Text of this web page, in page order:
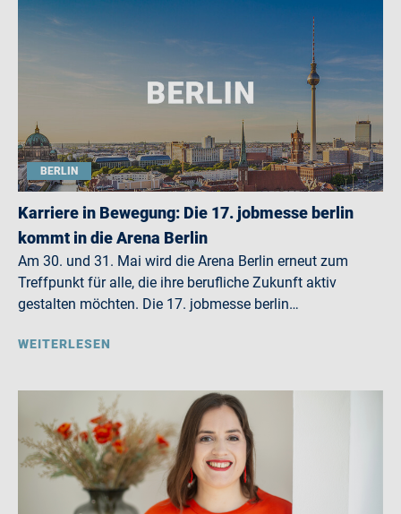
BERLIN
Karriere in Bewegung: Die 17. jobmesse berlin
kommt in die Arena Berlin
Am 30. und 31. Mai wird die Arena Berlin erneut zum
Treffpunkt für alle, die ihre berufliche Zukunft aktiv
gestalten möchten. Die 17. jobmesse berlin…
WEITERLESEN